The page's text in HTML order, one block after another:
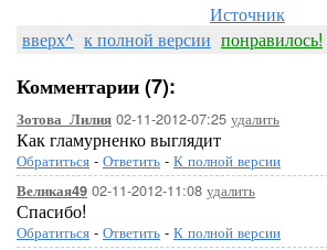
Источник
вверх^ к полной версии понравилось!
Комментарии (7):
Зотова_Лилия 02-11-2012-07:25 удалить
Как гламурненко выглядит
Обратиться - Ответить - К полной версии
Великая49 02-11-2012-11:08 удалить
Спасибо!
Обратиться - Ответить - К полной версии